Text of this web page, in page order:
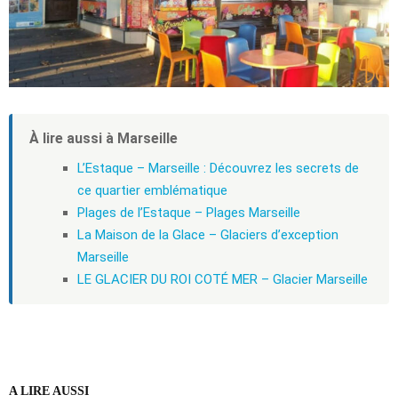
À lire aussi à Marseille
L’Estaque – Marseille : Découvrez les secrets de
ce quartier emblématique
Plages de l’Estaque – Plages Marseille
La Maison de la Glace – Glaciers d’exception
Marseille
LE GLACIER DU ROI COTÉ MER – Glacier Marseille
A LIRE AUSSI